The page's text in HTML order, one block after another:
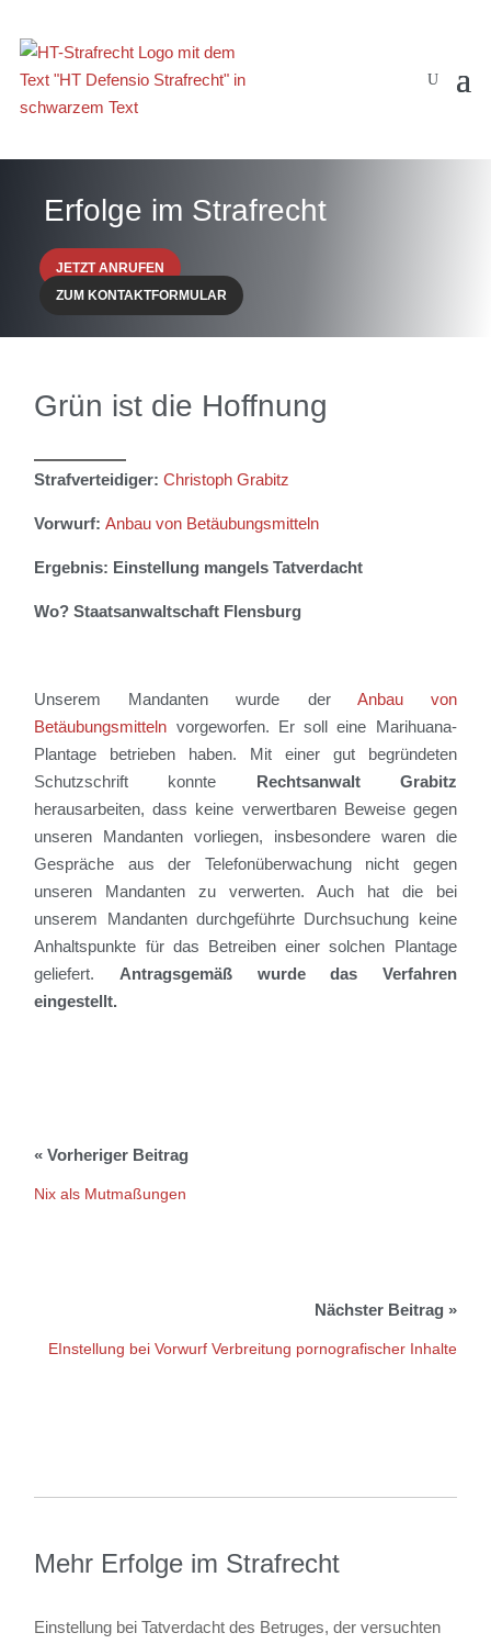
Erfolge im Strafrecht
JETZT ANRUFEN
ZUM KONTAKTFORMULAR
Grün ist die Hoffnung
Strafverteidiger:Christoph Grabitz
Vorwurf:Anbau von Betäubungsmitteln
Ergebnis: Einstellung mangels Tatverdacht
Wo? Staatsanwaltschaft Flensburg
Unserem Mandanten wurde der Anbau von
Betäubungsmitteln vorgeworfen. Er soll eine Marihuana-
Plantage betrieben haben. Mit einer gut begründeten
Schutzschrift konnte Rechtsanwalt Grabitz
herausarbeiten,dass keine verwertbaren Beweise gegen
unseren Mandanten vorliegen, insbesondere waren die
Gespräche aus der Telefonüberwachung nicht gegen
unseren Mandanten zu verwerten. Auch hat die bei
unserem Mandanten durchgeführte Durchsuchung keine
Anhaltspunkte für das Betreiben einer solchen Plantage
geliefert. Antragsgemäß wurde das Verfahren
eingestellt.
Nix als Mutmaßungen
EInstellung bei Vorwurf Verbreitung pornografischer Inhalte
Mehr Erfolge im Strafrecht
Einstellung bei Tatverdacht des Betruges, der versuchten